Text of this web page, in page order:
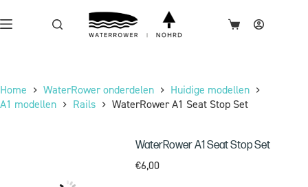
Home WaterRower onderdelen
Huidige modellen
A1 modellen
Rails WaterRower A1 Seat Stop Set
WaterRower A1 Seat Stop Set
€6,00